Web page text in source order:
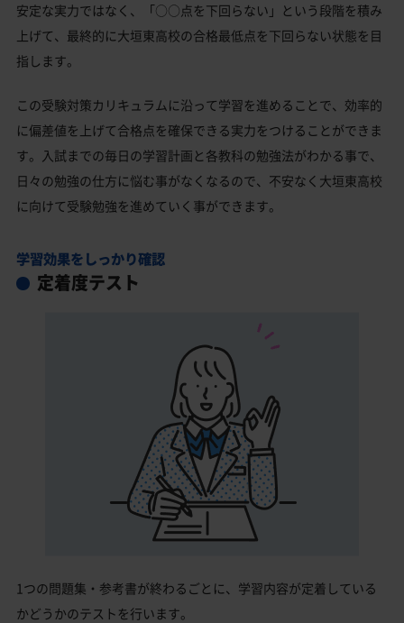
安定な実力ではなく、「○○点を下回らない」という段階を積み
上げて、最終的に大垣東高校の合格最低点を下回らない状態を目
指します。
この受験対策カリキュラムに沿って学習を進めることで、効率的
に偏差値を上げて合格点を確保できる実力をつけることができま
す。入試までの毎日の学習計画と各教科の勉強法がわかる事で、
日々の勉強の仕方に悩む事がなくなるので、不安なく大垣東高校
に向けて受験勉強を進めていく事ができます。
学習効果をしっかり確認
定着度テスト
1つの問題集・参考書が終わるごとに、学習内容が定着している
かどうかのテストを行います。